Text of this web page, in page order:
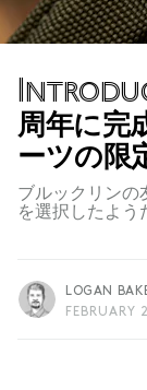
周年に完
ーツの限
ブルックリンの
を選択したよう
LOGAN
FEBRUARY